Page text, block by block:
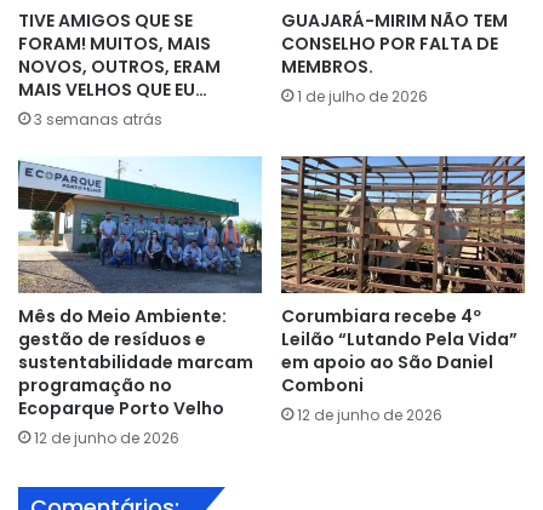
TIVE AMIGOS QUE SE
FORAM! MUITOS, MAIS
NOVOS, OUTROS, ERAM
MAIS VELHOS QUE EU…
3 semanas atrás
GUAJARÁ-MIRIM NÃO TEM
CONSELHO POR FALTA DE
MEMBROS.
1 de julho de 2026
Mês do Meio Ambiente:
gestão de resíduos e
sustentabilidade marcam
programação no
Ecoparque Porto Velho
12 de junho de 2026
Corumbiara recebe 4º
Leilão “Lutando Pela Vida”
em apoio ao São Daniel
Comboni
12 de junho de 2026